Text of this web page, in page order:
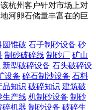
杭州客户针对市场上对
河卵石储量丰富在的巨
圆锥破 石子制砂设备 砂
制砂破碎线 制砂厂 矿山
新型破碎设备 石头破碎设
设备 碎石制沙设备 石料
品知识 破碎知识 建筑破
生产线 机制砂设备 制砂
碎机器 制砂设备 破碎生